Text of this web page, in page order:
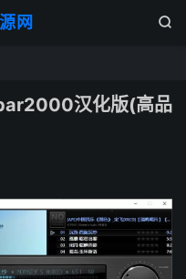
网 
汉化版(高品